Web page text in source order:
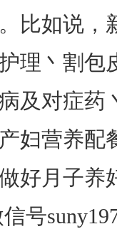
比如说，
理丶割包
及对症药
妇营养配
好月子养
号